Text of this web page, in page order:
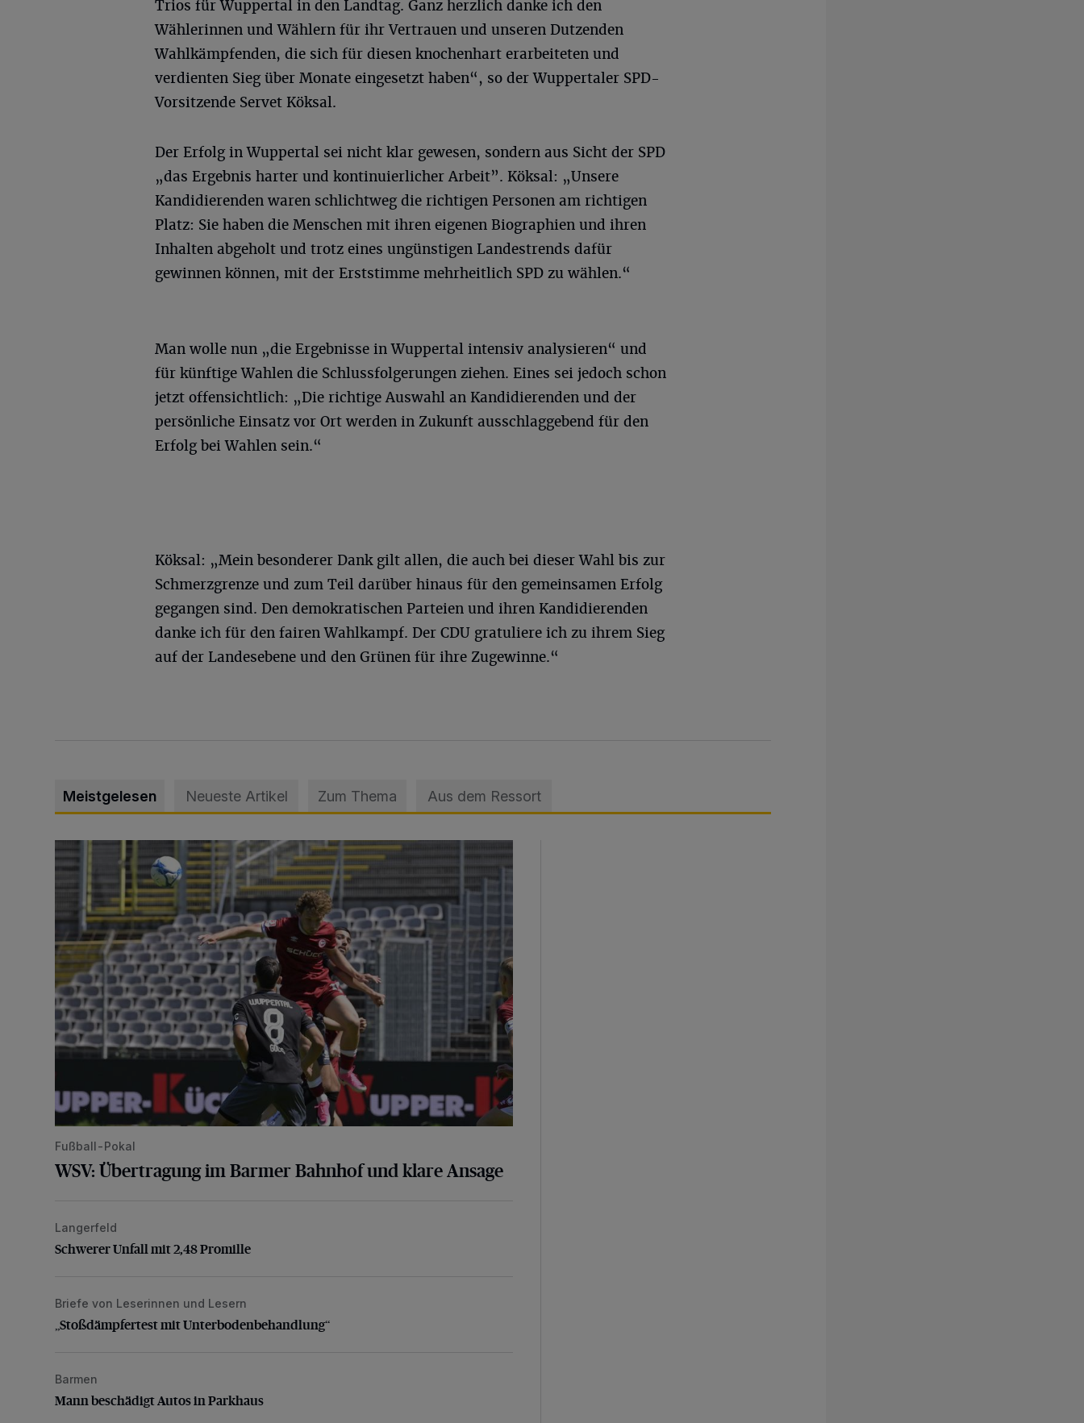
Trios für Wuppertal in den Landtag. Ganz herzlich danke ich den
Wählerinnen und Wählern für ihr Vertrauen und unseren Dutzenden
Wahlkämpfenden, die sich für diesen knochenhart erarbeiteten und
verdienten Sieg über Monate eingesetzt haben“, so der Wuppertaler SPD-
Vorsitzende Servet Köksal.
Der Erfolg in Wuppertal sei nicht klar gewesen, sondern aus Sicht der SPD
„das Ergebnis harter und kontinuierlicher Arbeit”. Köksal: „Unsere
Kandidierenden waren schlichtweg die richtigen Personen am richtigen
Platz: Sie haben die Menschen mit ihren eigenen Biographien und ihren
Inhalten abgeholt und trotz eines ungünstigen Landestrends dafür
gewinnen können, mit der Erststimme mehrheitlich SPD zu wählen.“
Man wolle nun „die Ergebnisse in Wuppertal intensiv analysieren“ und
für künftige Wahlen die Schlussfolgerungen ziehen. Eines sei jedoch schon
jetzt offensichtlich: „Die richtige Auswahl an Kandidierenden und der
persönliche Einsatz vor Ort werden in Zukunft ausschlaggebend für den
Erfolg bei Wahlen sein.“
Köksal: „Mein besonderer Dank gilt allen, die auch bei dieser Wahl bis zur
Schmerzgrenze und zum Teil darüber hinaus für den gemeinsamen Erfolg
gegangen sind. Den demokratischen Parteien und ihren Kandidierenden
danke ich für den fairen Wahlkampf. Der CDU gratuliere ich zu ihrem Sieg
auf der Landesebene und den Grünen für ihre Zugewinne.“
Meistgelesen Neueste Artikel Zum Thema Aus dem Ressort
WSV: Übertragung im Barmer Bahnhof und klare Ansage
Fußball-Pokal
WSV: Übertragung im Barmer Bahnhof und klare Ansage
Schwerer Unfall mit 2,48 Promille
Langerfeld
Schwerer Unfall mit 2,48 Promille
„Stoßdämpfertest mit Unterbodenbehandlung“
Briefe von Leserinnen und Lesern
„Stoßdämpfertest mit Unterbodenbehandlung“
Mann beschädigt Autos in Parkhaus
Barmen
Mann beschädigt Autos in Parkhaus